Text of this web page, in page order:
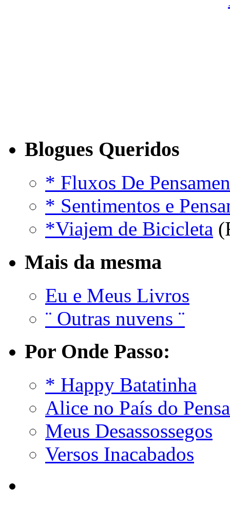
Blogues Queridos
* Fluxos De
* Sentimentos e
*Viajem de Bicicleta
Mais da mesma
Eu e Meus Livros
¨ Outras nuvens ¨
Por Onde Passo:
* Happy Batatinha
Alice no País do
Meus Desassossegos
Versos Inacabados